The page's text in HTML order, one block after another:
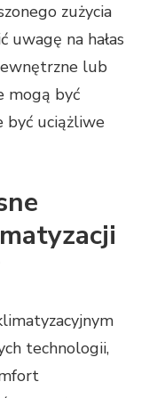
zużycia
na hałas
lub
mogą być
być uciążliwe
technologii,